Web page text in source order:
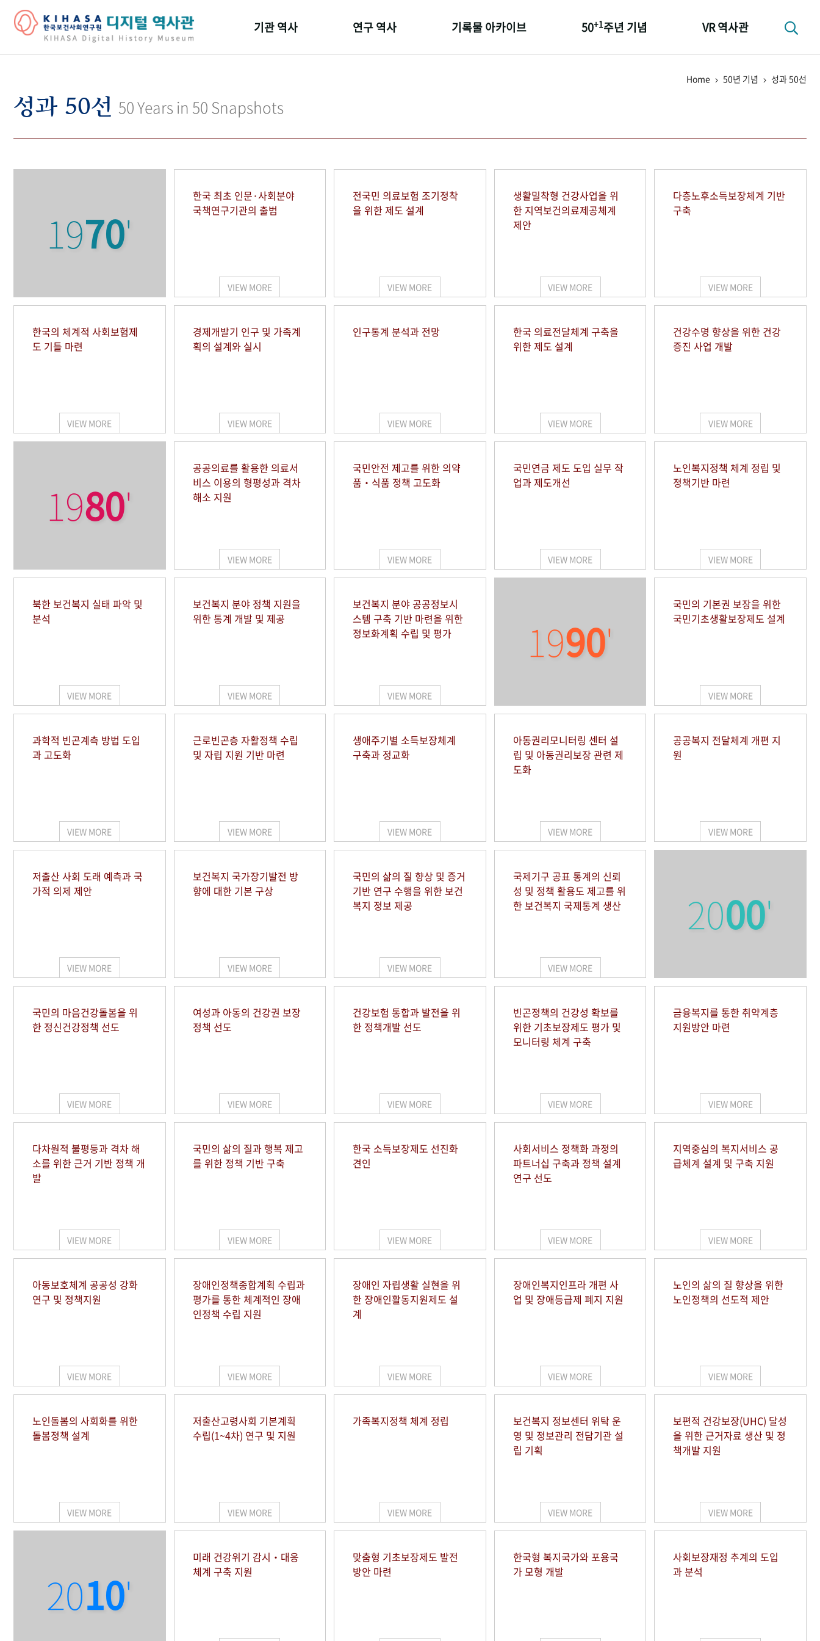
기관 역사
기관 변천사
연구 역사 기록물 아카이브 50+1주년 기념 VR 역사관
Home 50년 기념 성과 50선
성과 50선 50 Years in 50 Snapshots
1970'
한국 최초 인문·사회분야
국책연구기관의 출범
VIEW MORE
전국민 의료보험 조기정착
을 위한 제도 설계
VIEW MORE
생활밀착형 건강사업을 위
한 지역보건의료제공체계
제안
VIEW MORE
다층노후소득보장체계 기반
구축
VIEW MORE
한국의 체계적 사회보험제
도 기틀 마련
VIEW MORE
경제개발기 인구 및 가족계
획의 설계와 실시
VIEW MORE
인구통계 분석과 전망
VIEW MORE
한국 의료전달체계 구축을
위한 제도 설계
VIEW MORE
건강수명 향상을 위한 건강
증진 사업 개발
VIEW MORE
1980'
공공의료를 활용한 의료서
비스 이용의 형평성과 격차
해소 지원
VIEW MORE
국민안전 제고를 위한 의약
품‧식품 정책 고도화
VIEW MORE
국민연금 제도 도입 실무 작
업과 제도개선
VIEW MORE
노인복지정책 체계 정립 및
정책기반 마련
VIEW MORE
북한 보건복지 실태 파악 및
분석
VIEW MORE
보건복지 분야 정책 지원을
위한 통계 개발 및 제공
VIEW MORE
보건복지 분야 공공정보시
스템 구축 기반 마련을 위한
정보화계획 수립 및 평가
VIEW MORE
1990'
국민의 기본권 보장을 위한
국민기초생활보장제도 설계
VIEW MORE
과학적 빈곤계측 방법 도입
과 고도화
VIEW MORE
근로빈곤층 자활정책 수립
및 자립 지원 기반 마련
VIEW MORE
생애주기별 소득보장체계
구축과 정교화
VIEW MORE
아동권리모니터링 센터 설
립 및 아동권리보장 관련 제
도화
VIEW MORE
공공복지 전달체계 개편 지
원
VIEW MORE
저출산 사회 도래 예측과 국
가적 의제 제안
VIEW MORE
보건복지 국가장기발전 방
향에 대한 기본 구상
VIEW MORE
국민의 삶의 질 향상 및 증거
기반 연구 수행을 위한 보건
복지 정보 제공
VIEW MORE
국제기구 공표 통계의 신뢰
성 및 정책 활용도 제고를 위
한 보건복지 국제통계 생산
VIEW MORE
2000'
국민의 마음건강돌봄을 위
한 정신건강정책 선도
VIEW MORE
여성과 아동의 건강권 보장
정책 선도
VIEW MORE
건강보험 통합과 발전을 위
한 정책개발 선도
VIEW MORE
빈곤정책의 건강성 확보를
위한 기초보장제도 평가 및
모니터링 체계 구축
VIEW MORE
금융복지를 통한 취약계층
지원방안 마련
VIEW MORE
다차원적 불평등과 격차 해
소를 위한 근거 기반 정책 개
발
VIEW MORE
국민의 삶의 질과 행복 제고
를 위한 정책 기반 구축
VIEW MORE
한국 소득보장제도 선진화
견인
VIEW MORE
사회서비스 정책화 과정의
파트너십 구축과 정책 설계
연구 선도
VIEW MORE
지역중심의 복지서비스 공
급체계 설계 및 구축 지원
VIEW MORE
아동보호체계 공공성 강화
연구 및 정책지원
VIEW MORE
장애인정책종합계획 수립과
평가를 통한 체계적인 장애
인정책 수립 지원
VIEW MORE
장애인 자립생활 실현을 위
한 장애인활동지원제도 설
계
VIEW MORE
장애인복지인프라 개편 사
업 및 장애등급제 폐지 지원
VIEW MORE
노인의 삶의 질 향상을 위한
노인정책의 선도적 제안
VIEW MORE
노인돌봄의 사회화를 위한
돌봄정책 설계
VIEW MORE
저출산고령사회 기본계획
수립(1~4차) 연구 및 지원
VIEW MORE
가족복지정책 체계 정립
VIEW MORE
보건복지 정보센터 위탁 운
영 및 정보관리 전담기관 설
립 기획
VIEW MORE
보편적 건강보장(UHC) 달성
을 위한 근거자료 생산 및 정
책개발 지원
VIEW MORE
2010'
미래 건강위기 감시‧대응
체계 구축 지원
맞춤형 기초보장제도 발전
방안 마련
한국형 복지국가와 포용국
가 모형 개발
사회보장재정 추계의 도입
과 분석